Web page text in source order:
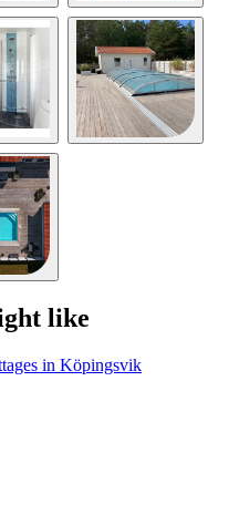
like
in Köpingsvik